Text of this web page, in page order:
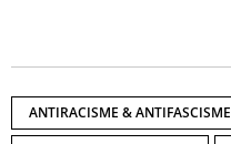
ANTIRACISME & ANTIFASCISME